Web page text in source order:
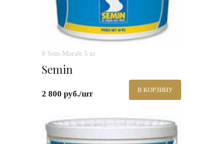
# Sem-Murale 5 кг.
Semin
2 800 руб./шт В КОРЗИНУ